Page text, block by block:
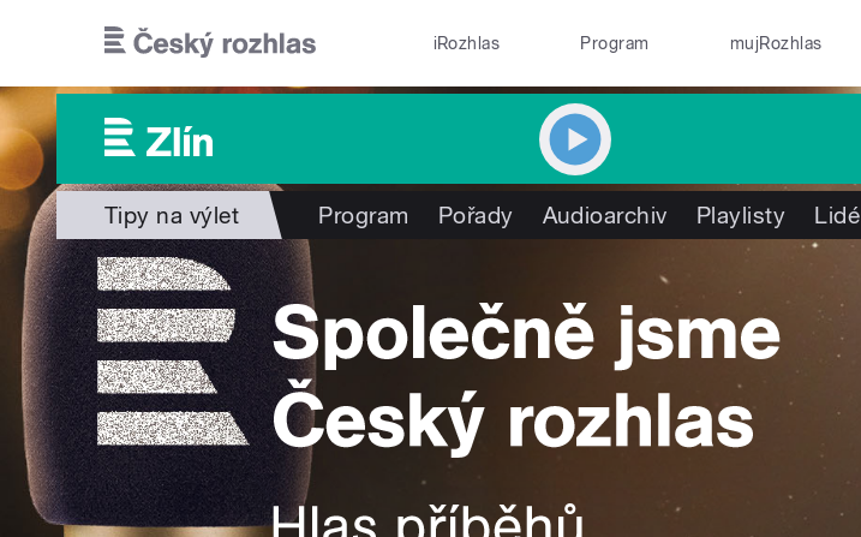
iRozhlas Program mujRozhlas
Tipy na výlet Program Pořady Audioarchiv Playlisty Lidé